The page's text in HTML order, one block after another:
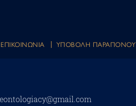
EΠΙΚΟΙΝΩΝΙΑ ΥΠΟΒΟΛΗ ΠΑΡΑΠΟΝΟΥ